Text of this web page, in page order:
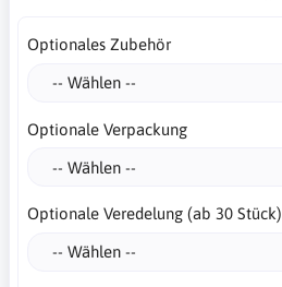
Optionales Zubehör
Optionale Verpackung
Optionale Veredelung (ab 30 Stück)